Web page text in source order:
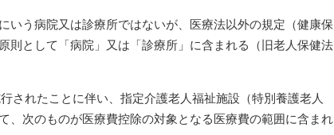
いう病院又は診療所ではないが、医療法以外の規定（健康保
則として「病院」又は「診療所」に含まれる（旧老人保健法
されたことに伴い、指定介護老人福祉施設（特別養護老人
、次のものが医療費控除の対象となる医療費の範囲に含まれ